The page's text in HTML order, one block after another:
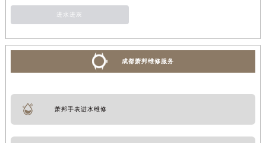
进水进灰
成都萧邦维修服务
萧邦手表进水维修